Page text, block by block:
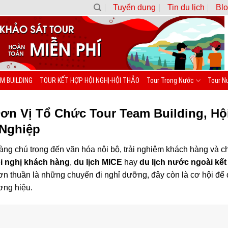
Tuyển dụng Tin du lịch
BUILDING TOUR KẾT HỢP HỘI NGHỊ-HỘI THẢO Tour Trong Nước Tour
Vị Tổ Chức Tour Team Building,
chú trọng đến văn hóa nội bộ, trải nghiệm khách hàng và
nghị khách hàng, du lịch MICE hay du lịch nước ngoài
thuần là những chuyến đi nghỉ dưỡng, đây còn là cơ hội để
hiệu.